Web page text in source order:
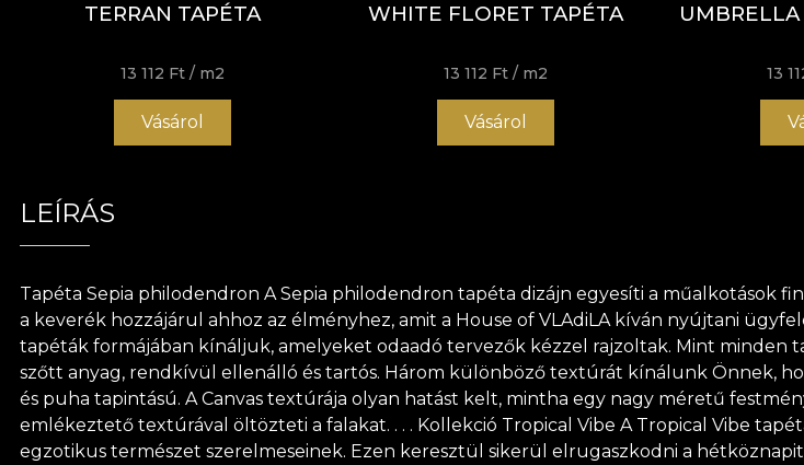
TERRAN TAPÉTA
13 112 Ft / m2
Vásárol
WHITE FLORET TAPÉTA
13 112 Ft / m2
Vásárol
13
LEÍRÁS
Tapéta Sepia philodendron A Sepia philodendron tapéta dizájn egyesíti a műalkotások
a keverék hozzájárul ahhoz az élményhez, amit a House of VLAdiLA kíván nyújtani
tapéták formájában kínáljuk, amelyeket odaadó tervezők kézzel rajzoltak. Mint minden
szőtt anyag, rendkívül ellenálló és tartós. Három különböző textúrát kínálunk Önnek,
és puha tapintású. A Canvas textúrája olyan hatást kelt, mintha egy nagy méretű
emlékeztető textúrával öltözteti a falakat. . . . Kollekció Tropical Vibe A Tropical Vibe
egzotikus természet szerelmeseinek. Ezen keresztül sikerül elrugaszkodni a